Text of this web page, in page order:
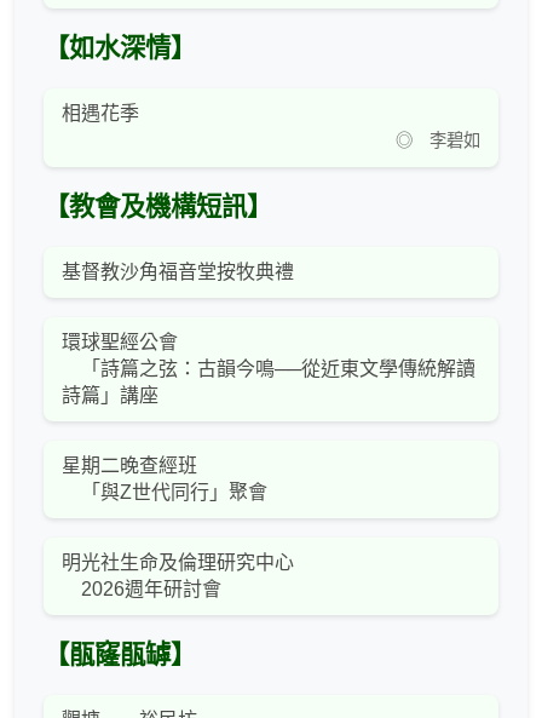
【如水深情】
相遇花季
◎ 李碧如
【教會及機構短訊】
基督教沙角福音堂按牧典禮
環球聖經公會
「詩篇之弦：古韻今鳴──從近東文學傳統解讀
詩篇」講座
星期二晚查經班
「與Z世代同行」聚會
明光社生命及倫理研究中心
2026週年研討會
【瓹窿瓹罅】